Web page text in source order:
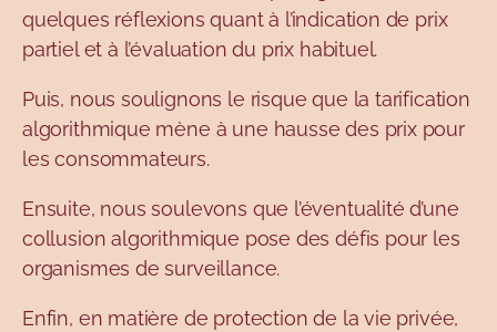
quelques réflexions quant à l’indication de prix
partiel et à l’évaluation du prix habituel.
Puis, nous soulignons le risque que la tarification
algorithmique mène à une hausse des prix pour
les consommateurs.
Ensuite, nous soulevons que l’éventualité d’une
collusion algorithmique pose des défis pour les
organismes de surveillance.
Enfin, en matière de protection de la vie privée,